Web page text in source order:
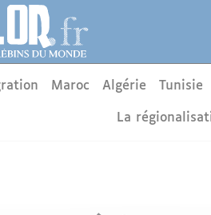
Maroc Algérie Tunisie
La